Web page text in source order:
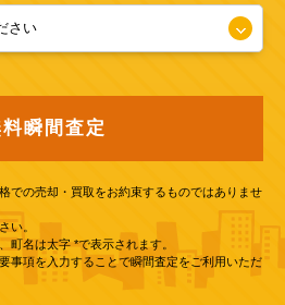
瞬間査定
での売却・買取をお約束するものではありませ
い。
町名は太字 *で表示されます。
事項を入力することで瞬間査定をご利用いただ